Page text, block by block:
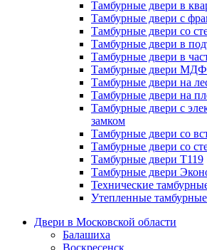
Тамбурные двери в
Тамбурные двери с
Тамбурные двери со
Тамбурные двери в
Тамбурные двери в
Тамбурные двери МДФ
Тамбурные двери на
Тамбурные двери на
Тамбурные двери с
замком
Тамбурные двери со
Тамбурные двери со
Тамбурные двери Т119
Тамбурные двери
Технические
Утепленные
Двери в Московской области
Балашиха
Воскресенск